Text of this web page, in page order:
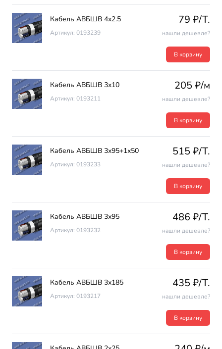
Кабель АВБШВ 4х2.5
Артикул: 0193239
79 ₽/T.
нашли дешевле?
В корзину
Кабель АВБШВ 3х10
Артикул: 0193211
205 ₽/м
нашли дешевле?
В корзину
Кабель АВБШВ 3х95+1х50
Артикул: 0193233
515 ₽/T.
нашли дешевле?
В корзину
Кабель АВБШВ 3х95
Артикул: 0193232
486 ₽/T.
нашли дешевле?
В корзину
Кабель АВБШВ 3х185
Артикул: 0193217
435 ₽/T.
нашли дешевле?
В корзину